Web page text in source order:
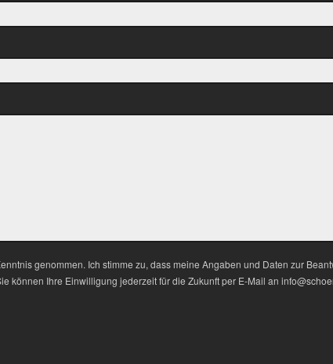
genommen. Ich stimme zu, dass meine Angaben und Daten zur
können Ihre Einwilligung jederzeit für die Zukunft per E-Mail an